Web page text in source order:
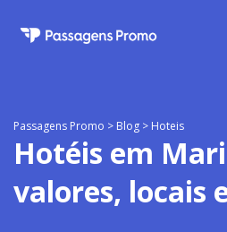
Passagens Promo > Blog > Hoteis
Hotéis em
valores, locais